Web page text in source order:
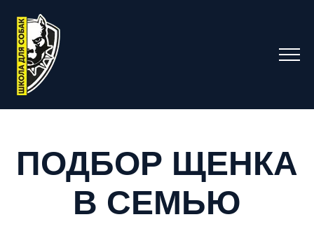
ПОДБОР ЩЕНКА
В СЕМЬЮ